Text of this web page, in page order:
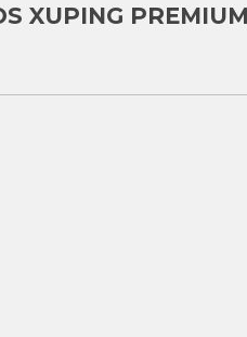
XUPING